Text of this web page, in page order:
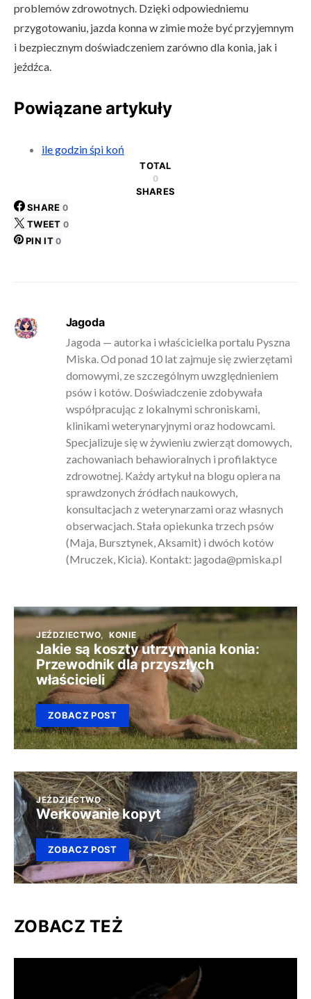
problemów zdrowotnych. Dzięki odpowiedniemu
przygotowaniu, jazda konna w zimie może być przyjemnym
i bezpiecznym doświadczeniem zarówno dla konia, jak i
jeźdźca.
Powiązane artykuły
ile godzin śpi koń
TOTAL
0
SHARES
SHARE 0
TWEET 0
PIN IT 0
Jagoda
Jagoda — autorka i właścicielka portalu Pyszna
Miska. Od ponad 10 lat zajmuje się zwierzętami
domowymi, ze szczególnym uwzględnieniem
psów i kotów. Doświadczenie zdobywała
współpracując z lokalnymi schroniskami,
klinikami weterynaryjnymi oraz hodowcami.
Specjalizuje się w żywieniu zwierząt domowych,
zachowaniach behawioralnych i profilaktyce
zdrowotnej. Każdy artykuł na blogu opiera na
sprawdzonych źródłach naukowych,
konsultacjach z weterynarzami oraz własnych
obserwacjach. Stała opiekunka trzech psów
(Maja, Bursztynek, Aksamit) i dwóch kotów
(Mruczek, Kicia). Kontakt: jagoda@pmiska.pl
JEŹDZIECTWO KONIE
Jakie są koszty utrzymania konia:
Przewodnik dla przyszłych
właścicieli
ZOBACZ POST
JEŹDZIECTWO
Werkowanie kopyt
ZOBACZ POST
ZOBACZ TEŻ